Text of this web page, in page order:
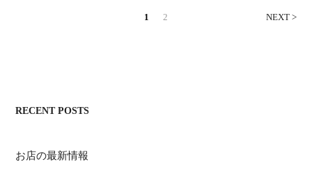
1 2 NEXT >
RECENT POSTS
お店の最新情報